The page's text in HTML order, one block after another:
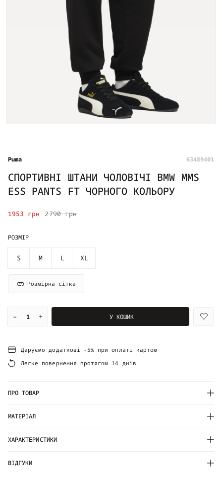
Puma 63489401
СПОРТИВНІ ШТАНИ ЧОЛОВІЧІ BMW MMS
ESS PANTS FT ЧОРНОГО КОЛЬОРУ
2790 грн
1953 грн
РОЗМІР
S M L XL
Розмірна сітка
– + У КОШИК
Даруємо додаткові -5% при оплаті картою
Легке повернення протягом 14 днів
ПРО ТОВАР
МАТЕРІАЛ
ХАРАКТЕРИСТИКИ
ВІДГУКИ